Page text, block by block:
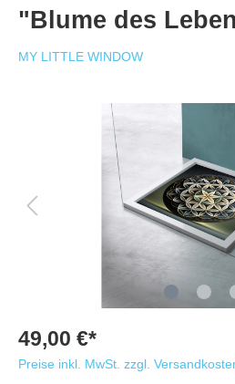
"Blume des
MY LITTLE WINDOW
49,00 €*
Preise inkl. MwSt. zzgl.